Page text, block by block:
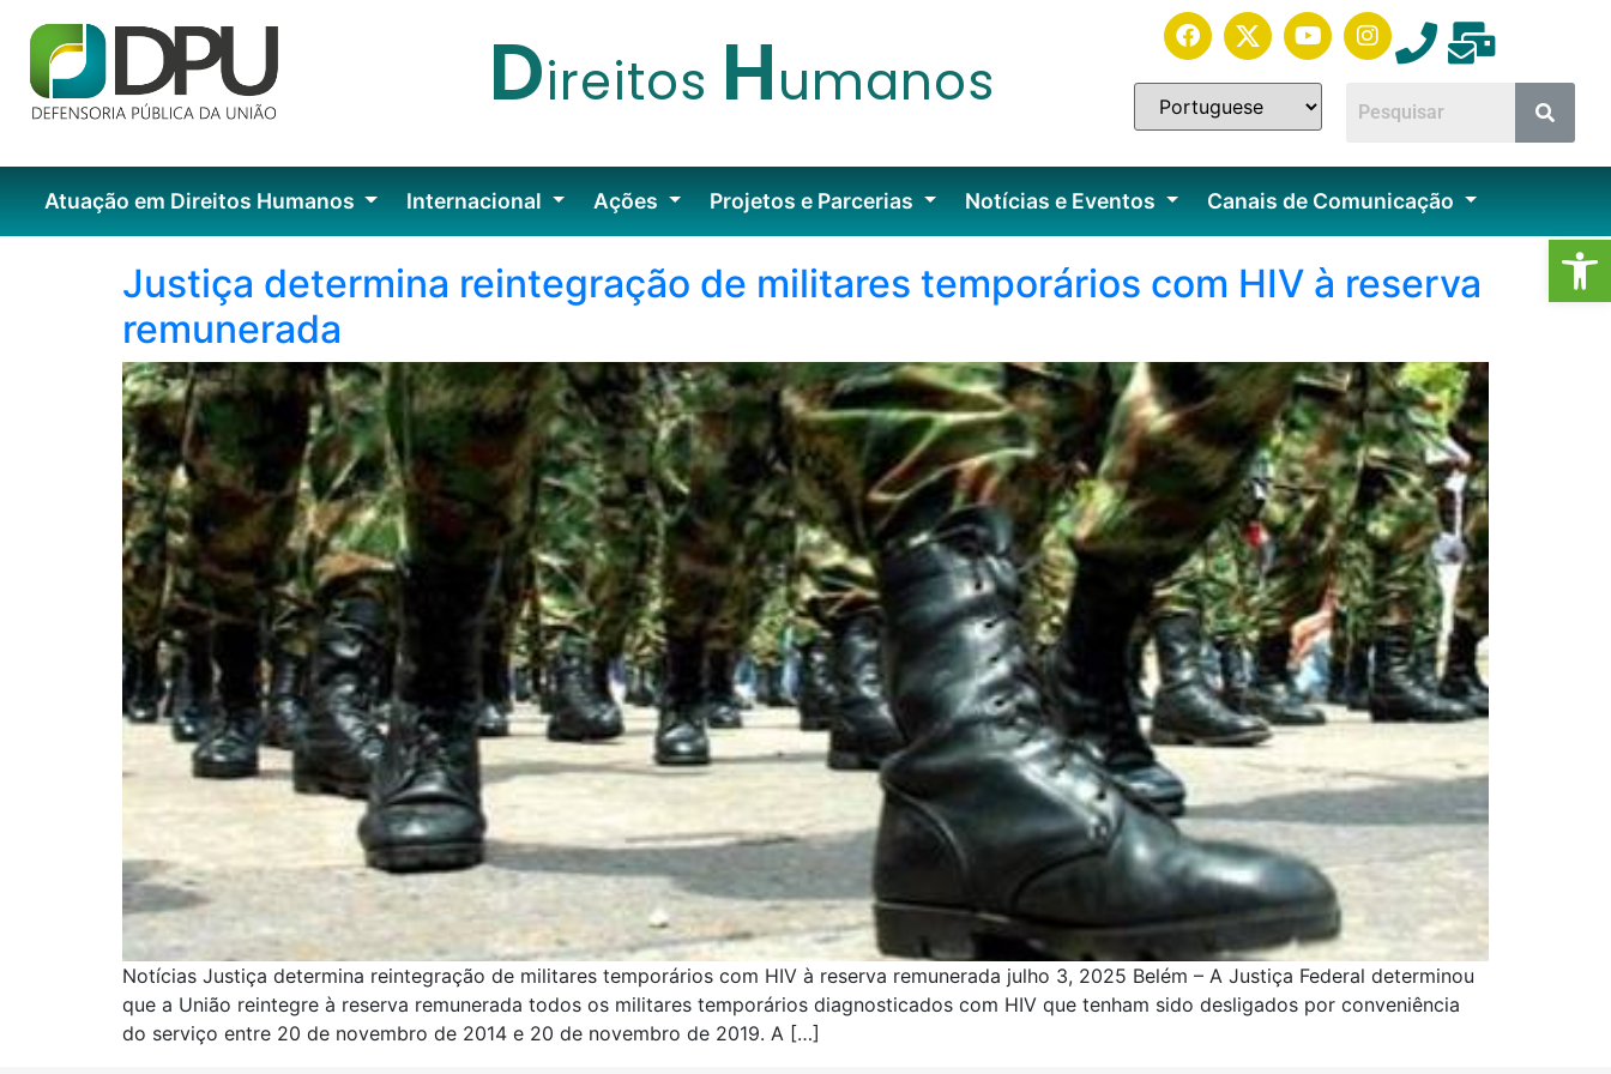
Direitos Humanos
Atuação em Direitos Humanos Internacional Ações Projetos e Parcerias Notícias e Eventos Canais de Comunicação
Justiça determina reintegração de militares temporários com HIV à reserva
remunerada
Notícias Justiça determina reintegração de militares temporários com HIV à reserva remunerada julho 3, 2025 Belém – A Justiça Federal determinou
que a União reintegre à reserva remunerada todos os militares temporários diagnosticados com HIV que tenham sido desligados por conveniência
do serviço entre 20 de novembro de 2014 e 20 de novembro de 2019. A […]